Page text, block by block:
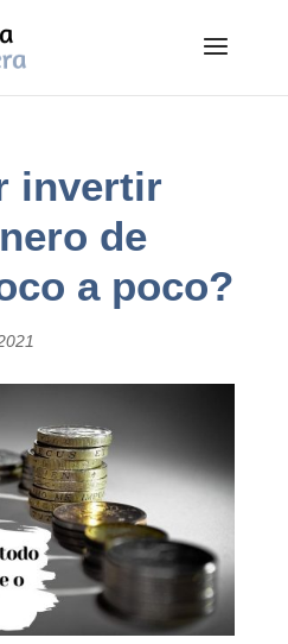
invertir
de
a poco?